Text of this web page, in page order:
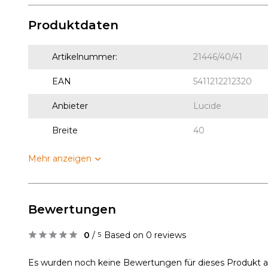
Produktdaten
Artikelnummer: 21446/40/41
EAN 5411212212320
Anbieter Lucide
Breite 40
Mehr anzeigen
Bewertungen
0 / 5 Based on 0 reviews
Es wurden noch keine Bewertungen für dieses Produkt